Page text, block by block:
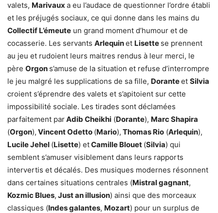
valets, Marivaux a eu l’audace de questionner l’ordre établi
et les préjugés sociaux, ce qui donne dans les mains du
Collectif L’émeute un grand moment d’humour et de
cocasserie. Les servants Arlequinet Lisette se prennent
au jeu et rudoient leurs maitres rendus à leur merci, le
père Orgon s’amuse de la situation et refuse d’interrompre
le jeu malgré les supplications de sa fille, Doranteet Silvia
croient s’éprendre des valets et s’apitoient sur cette
impossibilité sociale. Les tirades sont déclamées
parfaitement parAdib Cheikhi (Dorante), Marc Shapira
(Orgon), Vincent Odetto (Mario), Thomas Rio (Arlequin),
Lucile Jehel (Lisette) etCamille Blouet (Silvia) qui
semblent s’amuser visiblement dans leurs rapports
intervertis et décalés. Des musiques modernes résonnent
dans certaines situations centrales (Mistral gagnant,
Kozmic Blues, Just an illusion) ainsi que des morceaux
classiques (Indes galantes, Mozart) pour un surplus de